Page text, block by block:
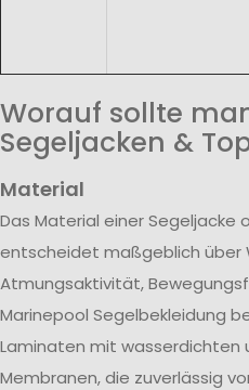
Worauf sollte
Segeljacken &
Material
Das Material einer Segeljacke
entscheidet maßgeblich über
Atmungsaktivität,
Marinepool Segelbekleidung
Laminaten mit wasserdichten
Membranen, die zuverlässig